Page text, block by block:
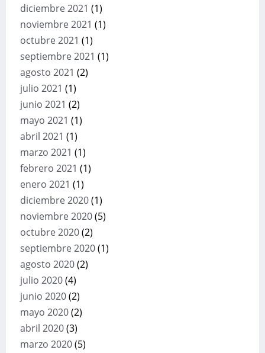
diciembre 2021 (1)
noviembre 2021 (1)
octubre 2021 (1)
septiembre 2021 (1)
agosto 2021 (2)
julio 2021 (1)
junio 2021 (2)
mayo 2021 (1)
abril 2021 (1)
marzo 2021 (1)
febrero 2021 (1)
enero 2021 (1)
diciembre 2020(1)
noviembre 2020(5)
octubre 2020(2)
septiembre 2020(1)
agosto 2020(2)
julio 2020(4)
junio 2020(2)
mayo 2020(2)
abril 2020(3)
marzo 2020(5)